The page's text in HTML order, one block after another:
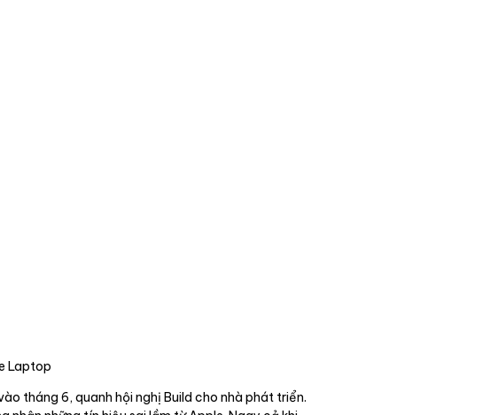
Laptop
tháng 6, quanh hội nghị Build cho nhà phát triển.